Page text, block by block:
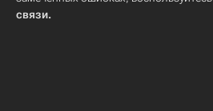
связи.